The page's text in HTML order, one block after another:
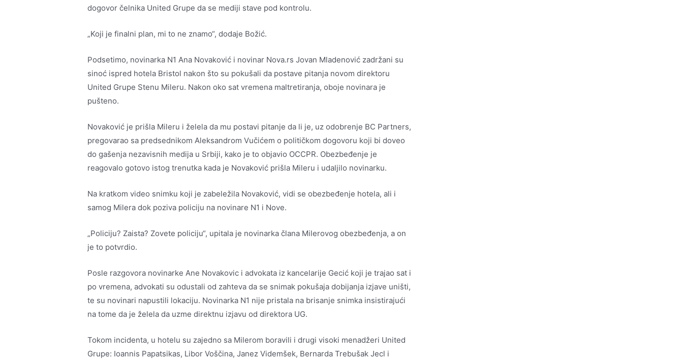
dogovor čelnika United Grupe da se mediji stave pod kontrolu.
„Koji je finalni plan, mi to ne znamo“, dodaje Božić.
Podsetimo, novinarka N1 Ana Novaković i novinar Nova.rs Jovan Mladenović zadržani su
sinoć ispred hotela Bristol nakon što su pokušali da postave pitanja novom direktoru
United Grupe Stenu Mileru. Nakon oko sat vremena maltretiranja, oboje novinara je
pušteno.
Novaković je prišla Mileru i želela da mu postavi pitanje da li je, uz odobrenje BC Partners,
pregovarao sa predsednikom Aleksandrom Vučićem o političkom dogovoru koji bi doveo
do gašenja nezavisnih medija u Srbiji, kako je to objavio OCCPR. Obezbeđenje je
reagovalo gotovo istog trenutka kada je Novaković prišla Mileru i udaljilo novinarku.
Na kratkom video snimku koji je zabeležila Novaković, vidi se obezbeđenje hotela, ali i
samog Milera dok poziva policiju na novinare N1 i Nove.
„Policiju? Zaista? Zovete policiju“, upitala je novinarka člana Milerovog obezbeđenja, a on
je to potvrdio.
Posle razgovora novinarke Ane Novakovic i advokata iz kancelarije Gecić koji je trajao sat i
po vremena, advokati su odustali od zahteva da se snimak pokušaja dobijanja izjave uništi,
te su novinari napustili lokaciju. Novinarka N1 nije pristala na brisanje snimka insistirajući
na tome da je želela da uzme direktnu izjavu od direktora UG.
Tokom incidenta, u hotelu su zajedno sa Milerom boravili i drugi visoki menadžeri United
Grupe: Ioannis Papatsikas, Libor Voščina, Janez Videmšek, Bernarda Trebušak Jecl i